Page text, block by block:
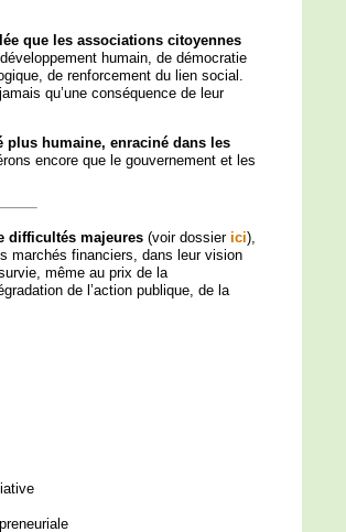
que les associations citoyennes
humain, de démocratie
de renforcement du lien social.
qu’une conséquence de leur
plus humaine, enraciné dans les
encore que le gouvernement et les
difficultés majeures (voir dossier ici),
marchés financiers, dans leur vision
même au prix de la
de l’action publique, de la